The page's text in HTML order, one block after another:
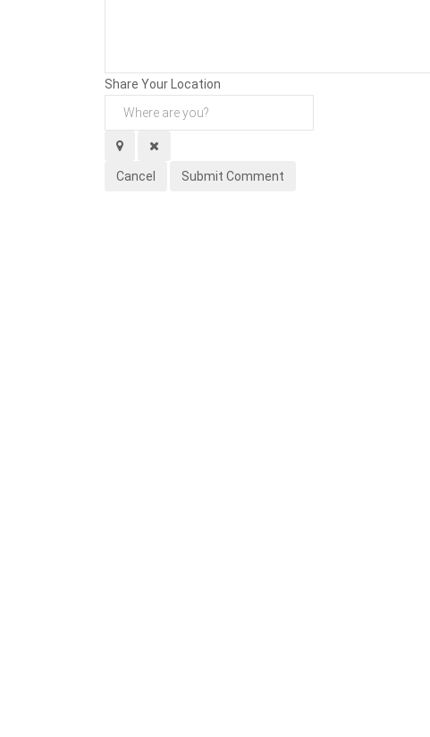
Share Your Location
Cancel Submit Comment